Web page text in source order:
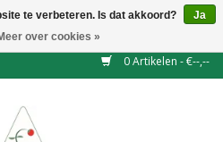
0 Artikelen - €--,--
te verbeteren. Is dat akkoord?
Ja
over cookies »